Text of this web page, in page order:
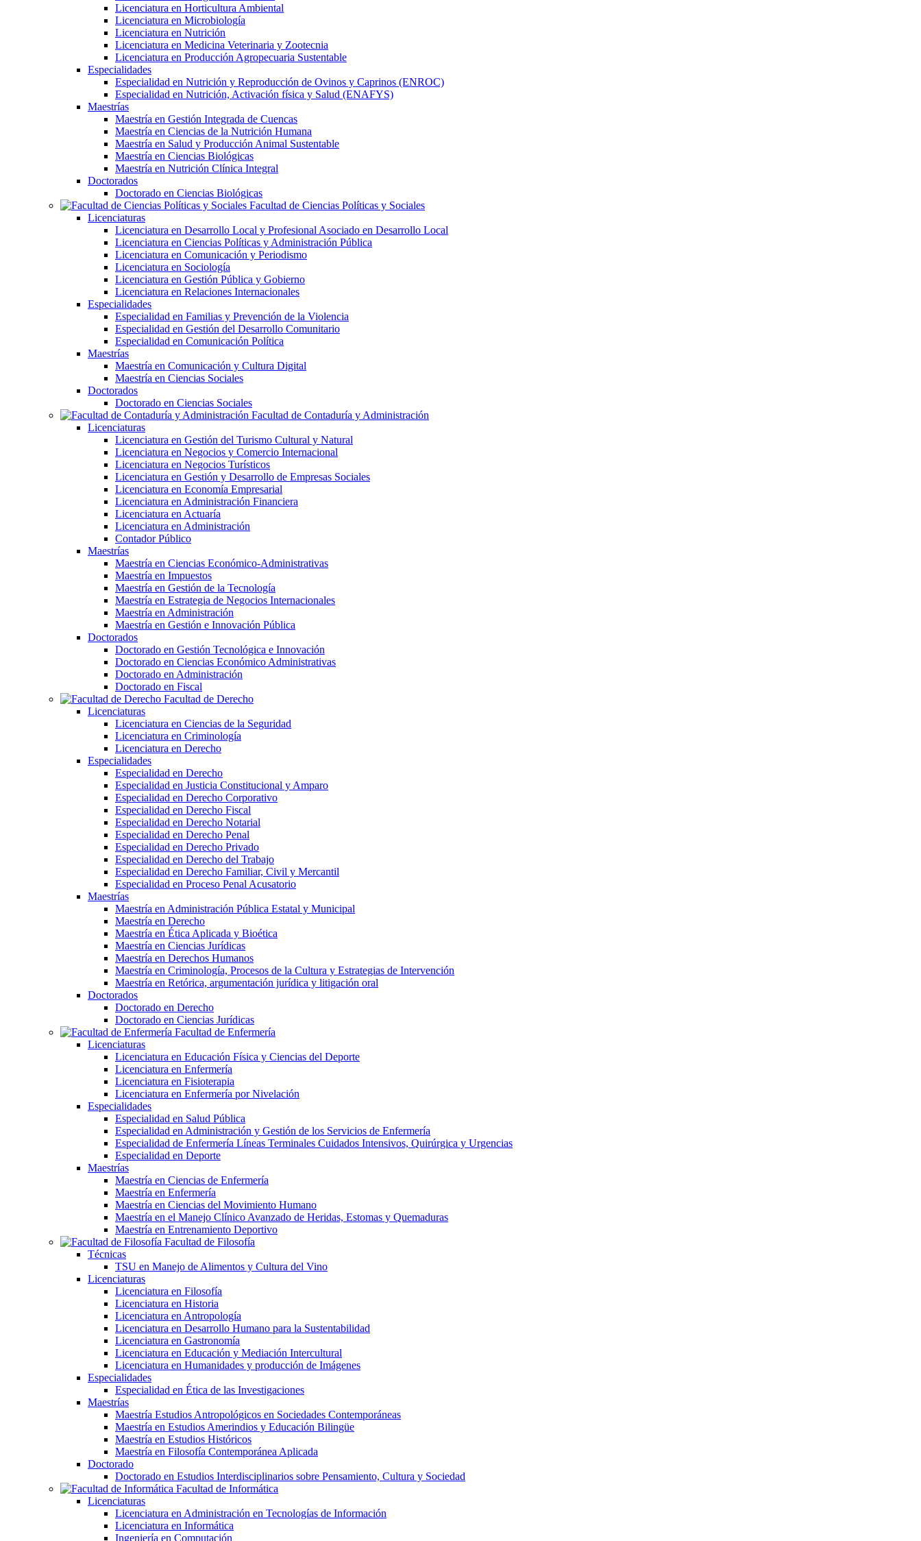
Licenciatura en Horticultura Ambiental
Licenciatura en Microbiología
Licenciatura en Nutrición
Licenciatura en Medicina Veterinaria y Zootecnia
Licenciatura en Producción Agropecuaria Sustentable
Especialidades
Especialidad en Nutrición y Reproducción de Ovinos y Caprinos (ENROC)
Especialidad en Nutrición, Activación física y Salud (ENAFYS)
Maestrías
Maestría en Gestión Integrada de Cuencas
Maestría en Ciencias de la Nutrición Humana
Maestría en Salud y Producción Animal Sustentable
Maestría en Ciencias Biológicas
Maestría en Nutrición Clínica Integral
Doctorados
Doctorado en Ciencias Biológicas
Facultad de Ciencias Políticas y Sociales
Licenciaturas
Licenciatura en Desarrollo Local y Profesional Asociado en Desarrollo Local
Licenciatura en Ciencias Políticas y Administración Pública
Licenciatura en Comunicación y Periodismo
Licenciatura en Sociología
Licenciatura en Gestión Pública y Gobierno
Licenciatura en Relaciones Internacionales
Especialidades
Especialidad en Familias y Prevención de la Violencia
Especialidad en Gestión del Desarrollo Comunitario
Especialidad en Comunicación Política
Maestrías
Maestría en Comunicación y Cultura Digital
Maestría en Ciencias Sociales
Doctorados
Doctorado en Ciencias Sociales
Facultad de Contaduría y Administración
Licenciaturas
Licenciatura en Gestión del Turismo Cultural y Natural
Licenciatura en Negocios y Comercio Internacional
Licenciatura en Negocios Turísticos
Licenciatura en Gestión y Desarrollo de Empresas Sociales
Licenciatura en Economía Empresarial
Licenciatura en Administración Financiera
Licenciatura en Actuaría
Licenciatura en Administración
Contador Público
Maestrías
Maestría en Ciencias Económico-Administrativas
Maestría en Impuestos
Maestría en Gestión de la Tecnología
Maestría en Estrategia de Negocios Internacionales
Maestría en Administración
Maestría en Gestión e Innovación Pública
Doctorados
Doctorado en Gestión Tecnológica e Innovación
Doctorado en Ciencias Económico Administrativas
Doctorado en Administración
Doctorado en Fiscal
Facultad de Derecho
Licenciaturas
Licenciatura en Ciencias de la Seguridad
Licenciatura en Criminología
Licenciatura en Derecho
Especialidades
Especialidad en Derecho
Especialidad en Justicia Constitucional y Amparo
Especialidad en Derecho Corporativo
Especialidad en Derecho Fiscal
Especialidad en Derecho Notarial
Especialidad en Derecho Penal
Especialidad en Derecho Privado
Especialidad en Derecho del Trabajo
Especialidad en Derecho Familiar, Civil y Mercantil
Especialidad en Proceso Penal Acusatorio
Maestrías
Maestría en Administración Pública Estatal y Municipal
Maestría en Derecho
Maestría en Ética Aplicada y Bioética
Maestría en Ciencias Jurídicas
Maestría en Derechos Humanos
Maestría en Criminología, Procesos de la Cultura y Estrategias de Intervención
Maestría en Retórica, argumentación jurídica y litigación oral
Doctorados
Doctorado en Derecho
Doctorado en Ciencias Jurídicas
Facultad de Enfermería
Licenciaturas
Licenciatura en Educación Física y Ciencias del Deporte
Licenciatura en Enfermería
Licenciatura en Fisioterapia
Licenciatura en Enfermería por Nivelación
Especialidades
Especialidad en Salud Pública
Especialidad en Administración y Gestión de los Servicios de Enfermería
Especialidad de Enfermería Líneas Terminales Cuidados Intensivos, Quirúrgica y Urgencias
Especialidad en Deporte
Maestrías
Maestría en Ciencias de Enfermería
Maestría en Enfermería
Maestría en Ciencias del Movimiento Humano
Maestría en el Manejo Clínico Avanzado de Heridas, Estomas y Quemaduras
Maestría en Entrenamiento Deportivo
Facultad de Filosofía
Técnicas
TSU en Manejo de Alimentos y Cultura del Vino
Licenciaturas
Licenciatura en Filosofía
Licenciatura en Historia
Licenciatura en Antropología
Licenciatura en Desarrollo Humano para la Sustentabilidad
Licenciatura en Gastronomía
Licenciatura en Educación y Mediación Intercultural
Licenciatura en Humanidades y producción de Imágenes
Especialidades
Especialidad en Ética de las Investigaciones
Maestrías
Maestría Estudios Antropológicos en Sociedades Contemporáneas
Maestría en Estudios Amerindios y Educación Bilingüe
Maestría en Estudios Históricos
Maestría en Filosofía Contemporánea Aplicada
Doctorado
Doctorado en Estudios Interdisciplinarios sobre Pensamiento, Cultura y Sociedad
Facultad de Informática
Licenciaturas
Licenciatura en Administración en Tecnologías de Información
Licenciatura en Informática
Ingeniería en Computación